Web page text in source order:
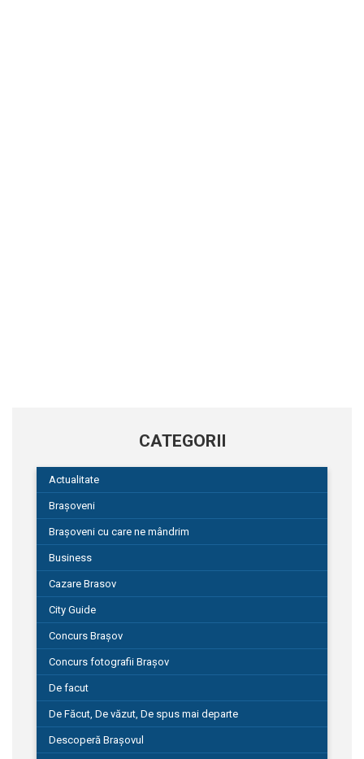
CATEGORII
Actualitate
Brașoveni
Brașoveni cu care ne mândrim
Business
Cazare Brasov
City Guide
Concurs Brașov
Concurs fotografii Brașov
De facut
De Făcut, De văzut, De spus mai departe
Descoperă Brașovul